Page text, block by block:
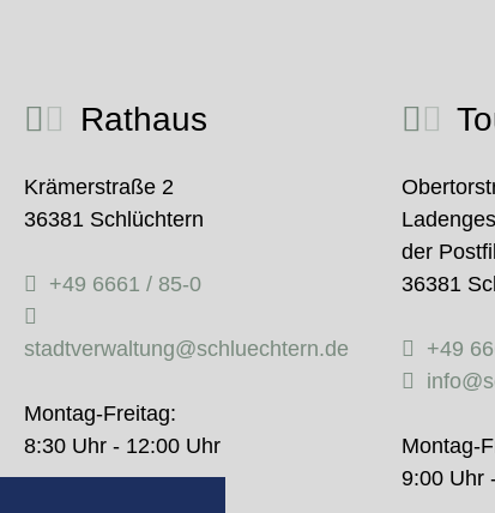
Rathaus
Krämerstraße 2
36381 Schlüchtern
+49 6661 / 85-0
stadtverwaltung@schluechtern.de
Montag-Freitag:
8:30 Uhr - 12:00 Uhr
der
36381
+49
Montag-
9:00 Uhr